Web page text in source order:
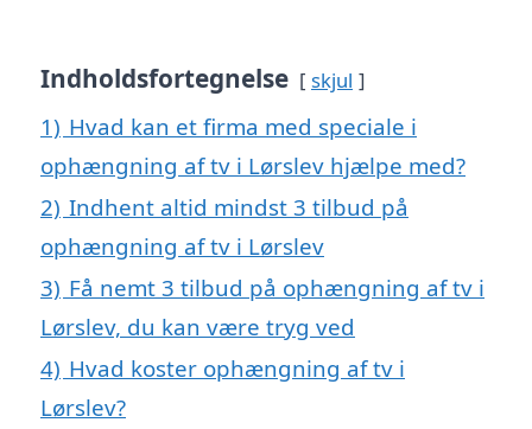
Indholdsfortegnelse skjul
1) Hvad kan et firma med speciale i
ophængning af tv i Lørslev hjælpe med?
2) Indhent altid mindst 3 tilbud på
ophængning af tv i Lørslev
3) Få nemt 3 tilbud på ophængning af tv i
Lørslev, du kan være tryg ved
4) Hvad koster ophængning af tv i
Lørslev?